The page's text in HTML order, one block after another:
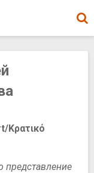
Κρατικό
представление